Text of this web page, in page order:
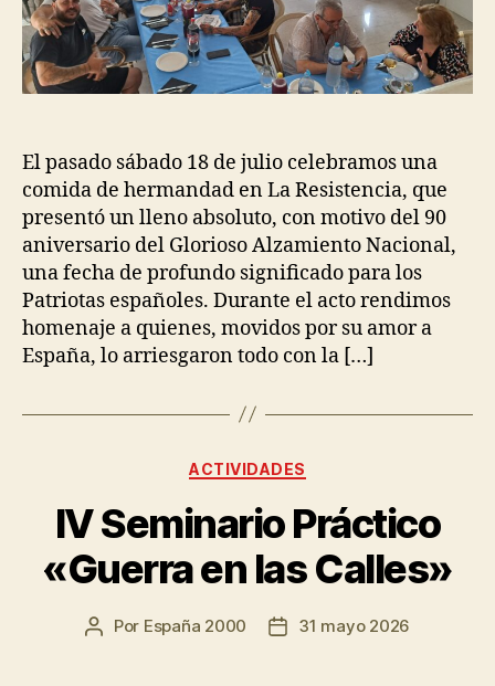
El pasado sábado 18 de julio celebramos una
comida de hermandad en La Resistencia, que
presentó un lleno absoluto, con motivo del 90
aniversario del Glorioso Alzamiento Nacional,
una fecha de profundo significado para los
Patriotas españoles. Durante el acto rendimos
homenaje a quienes, movidos por su amor a
España, lo arriesgaron todo con la […]
ACTIVIDADES
IV Seminario Práctico
«Guerra en las Calles»
Por España 2000 31 mayo 2026